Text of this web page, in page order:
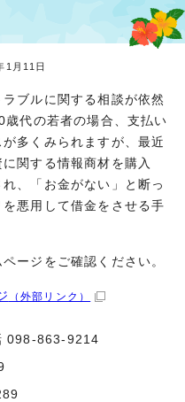
月11日
ブルに関する相談が依然
代の若者の場合、支払い
多くみられますが、最近
関する情報商材を購入
、「お金がない」と断っ
悪用して借金をさせる手
ージをご確認ください。
（外部リンク）
098-863-9214